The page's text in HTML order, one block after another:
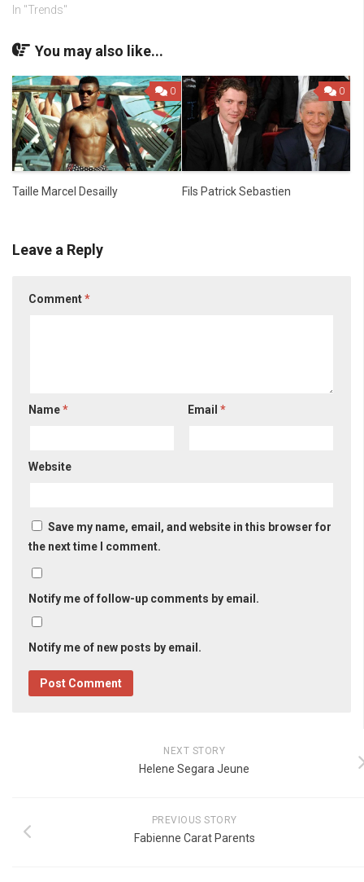
In "Trends"
You may also like...
0
Taille Marcel Desailly
0
Fils Patrick Sebastien
Leave a Reply
Comment*
Name* Email*
Website
Save my name, email, and website in this browser for
the next time I comment.
Notify me of follow-up comments by email.
Notify me of new posts by email.
NEXT STORY
Helene Segara Jeune
PREVIOUS STORY
Fabienne Carat Parents